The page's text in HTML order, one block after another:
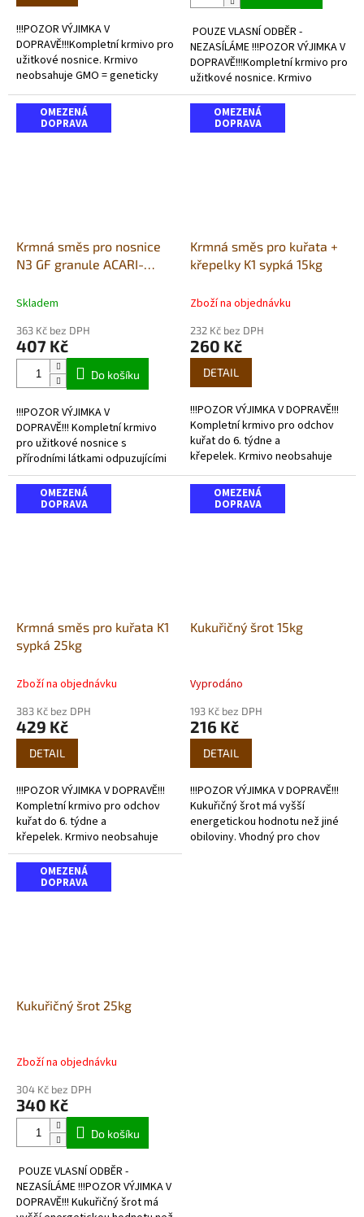
!!!POZOR VÝJIMKA V
DOPRAVĚ!!!Kompletní krmivo pro
užitkové nosnice. Krmivo
neobsahuje GMO = geneticky
modifikované organismy a
kokcidiostatika. Receptura
obsahuje minerální...
POUZE VLASNÍ ODBĚR -
NEZASÍLÁME !!!POZOR VÝJIMKA V
DOPRAVĚ!!!Kompletní krmivo pro
užitkové nosnice. Krmivo
neobsahuje GMO = geneticky
modifikované organismy a
kokcidiostatika....
OMEZENÁ
DOPRAVA
Krmná směs pro nosnice
N3 GF granule ACARI-
Skladem
363 Kč bez DPH
407 Kč
Do košíku
!!!POZOR VÝJIMKA V
DOPRAVĚ!!! Kompletní krmivo
pro užitkové nosnice s
přírodními látkami odpuzujícími
roztoče - granulované.
OMEZENÁ
DOPRAVA
Krmná směs pro kuřata +
křepelky K1 sypká 15kg
Zboží na objednávku
232 Kč bez DPH
260 Kč
DETAIL
!!!POZOR VÝJIMKA V DOPRAVĚ!!!
Kompletní krmivo pro odchov
kuřat do 6. týdne a
křepelek. Krmivo neobsahuje
kokcidiostatika. Tato krmiva si
lidé kupují proto,že si...
OMEZENÁ
DOPRAVA
Krmná směs pro kuřata K1
sypká 25kg
Zboží na objednávku
383 Kč bez DPH
429 Kč
DETAIL
!!!POZOR VÝJIMKA V DOPRAVĚ!!!
Kompletní krmivo pro odchov
kuřat do 6. týdne a
křepelek. Krmivo neobsahuje
kokcidiostatika. Tato krmiva si
lidé kupují proto,že si chtějí...
OMEZENÁ
DOPRAVA
Kukuřičný šrot 15kg
Vyprodáno
193 Kč bez DPH
216 Kč
DETAIL
!!!POZOR VÝJIMKA V DOPRAVĚ!!!
Kukuřičný šrot má vyšší
energetickou hodnotu než jiné
obiloviny. Vhodný pro chov
OMEZENÁ
DOPRAVA
Kukuřičný šrot 25kg
Zboží na objednávku
304 Kč bez DPH
340 Kč
Do košíku
POUZE VLASNÍ ODBĚR -
NEZASÍLÁME !!!POZOR VÝJIMKA V
DOPRAVĚ!!! Kukuřičný šrot má